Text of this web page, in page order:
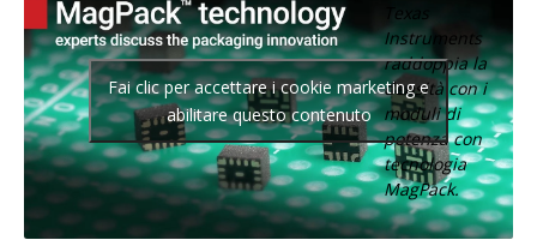
Texas
Instruments
raddoppia la
densità con i
moduli di
potenza con
tecnologia
MagPack.
Fai clic per accettare i cookie marketing e
abilitare questo contenuto